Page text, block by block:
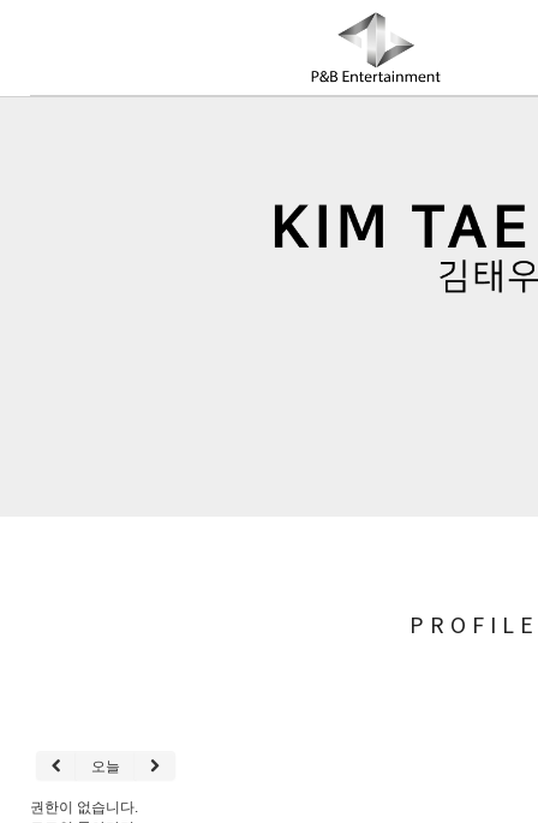
COMPANY
PROFILE
오늘
권한이 없습니다.